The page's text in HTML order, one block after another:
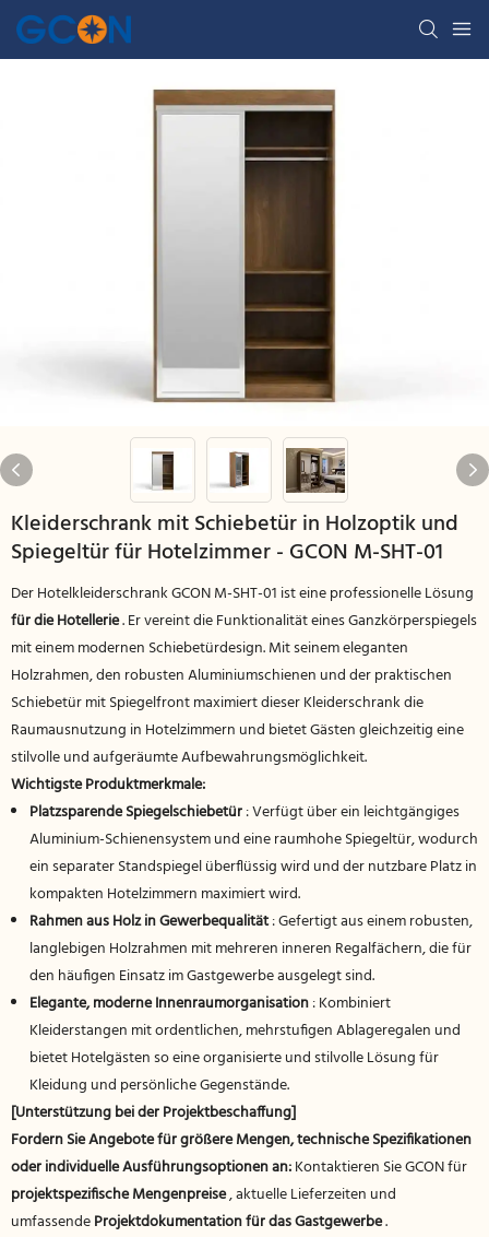
Kleiderschrank mit Schiebetür in Holzoptik und
Spiegeltür für Hotelzimmer - GCON M-SHT-01
Der Hotelkleiderschrank GCON M-SHT-01 ist eine professionelle Lösung
für die Hotellerie. Er vereint die Funktionalität eines Ganzkörperspiegels
mit einem modernen Schiebetürdesign. Mit seinem eleganten
Holzrahmen, den robusten Aluminiumschienen und der praktischen
Schiebetür mit Spiegelfront maximiert dieser Kleiderschrank die
Raumausnutzung in Hotelzimmern und bietet Gästen gleichzeitig eine
stilvolle und aufgeräumte Aufbewahrungsmöglichkeit.
Wichtigste Produktmerkmale:
Platzsparende Spiegelschiebetür: Verfügt über ein leichtgängiges
Aluminium-Schienensystem und eine raumhohe Spiegeltür, wodurch
ein separater Standspiegel überflüssig wird und der nutzbare Platz in
kompakten Hotelzimmern maximiert wird.
Rahmen aus Holz in Gewerbequalität: Gefertigt aus einem robusten,
langlebigen Holzrahmen mit mehreren inneren Regalfächern, die für
den häufigen Einsatz im Gastgewerbe ausgelegt sind.
Elegante, moderne Innenraumorganisation: Kombiniert
Kleiderstangen mit ordentlichen, mehrstufigen Ablageregalen und
bietet Hotelgästen so eine organisierte und stilvolle Lösung für
Kleidung und persönliche Gegenstände.
[Unterstützung bei der Projektbeschaffung]
Fordern Sie Angebote für größere Mengen, technische Spezifikationen
oder individuelle Ausführungsoptionen an:Kontaktieren Sie GCON für
projektspezifische Mengenpreise, aktuelle Lieferzeiten und
umfassendeProjektdokumentation für das Gastgewerbe.